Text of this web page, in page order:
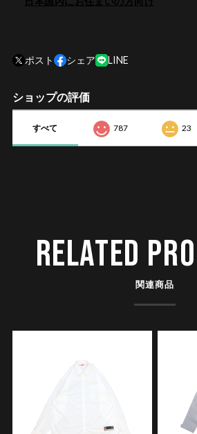
ポスト シェア LINE
ショップの評価
すべて 787 23
RELATED
関連商品